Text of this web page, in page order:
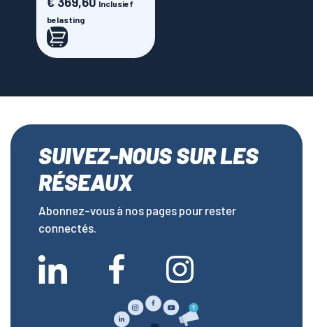
Inclusief
belasting
SUIVEZ-NOUS SUR LES
RÉSEAUX
Abonnez-vous à nos pages pour rester
connectés.